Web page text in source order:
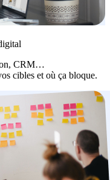
CRM…
cibles et où ça bloque.